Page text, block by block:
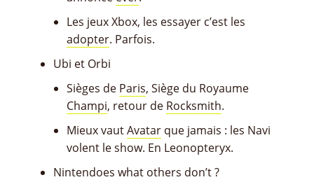
Les jeux Xbox, les essayer c’est les
adopter. Parfois.
Ubi et Orbi
Sièges de Paris, Siège du Royaume
Champi, retour de Rocksmith.
Mieux vautAvatar que jamais : les Navi
volent le show. En Leonopteryx.
Nintendoes what others don’t ?